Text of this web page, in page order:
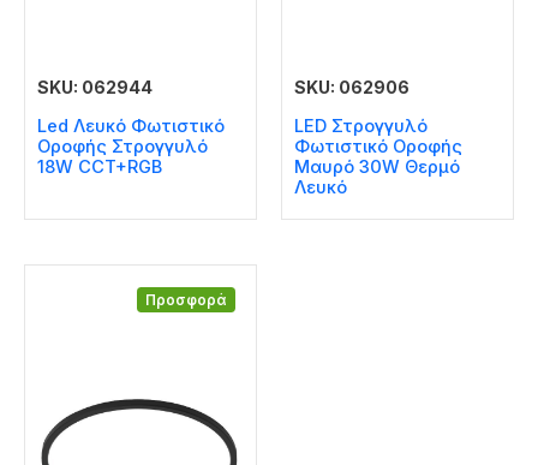
SKU: 062944
Led Λευκό Φωτιστικό
Οροφής Στρογγυλό
18W CCT+RGB
SKU: 062906
LED Στρογγυλό
Φωτιστικό Οροφής
Μαυρό 30W Θερμό
Λευκό
Προσφορά